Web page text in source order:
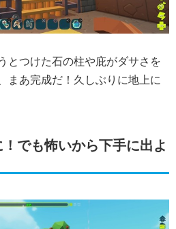
とつけた石の柱や庇がダサさを
まあ完成だ！久しぶりに地上に
でも怖いから下手に出よ